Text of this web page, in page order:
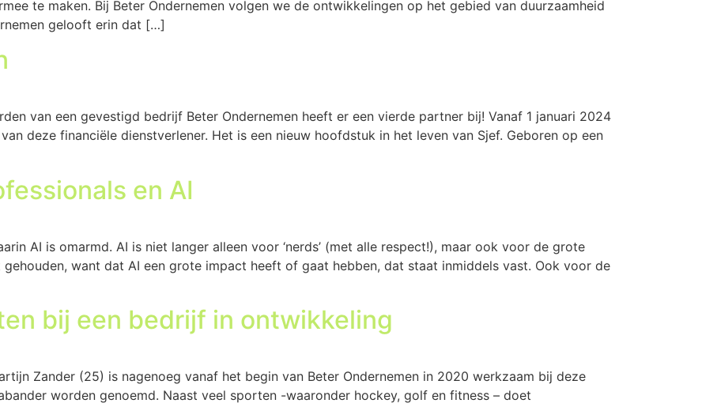
te maken. Bij Beter Ondernemen volgen we de ontwikkelingen op het gebied van duurzaamheid
gelooft erin dat […]
van een gevestigd bedrijf Beter Ondernemen heeft er een vierde partner bij! Vanaf 1 januari 2024
deze financiële dienstverlener. Het is een nieuw hoofdstuk in het leven van Sjef. Geboren op een
en AI
AI is omarmd. AI is niet langer alleen voor ‘nerds’ (met alle respect!), maar ook voor de grote
want dat AI een grote impact heeft of gaat hebben, dat staat inmiddels vast. Ook voor de
bij een bedrijf in ontwikkeling
Zander (25) is nagenoeg vanaf het begin van Beter Ondernemen in 2020 werkzaam bij deze
worden genoemd. Naast veel sporten -waaronder hockey, golf en fitness – doet